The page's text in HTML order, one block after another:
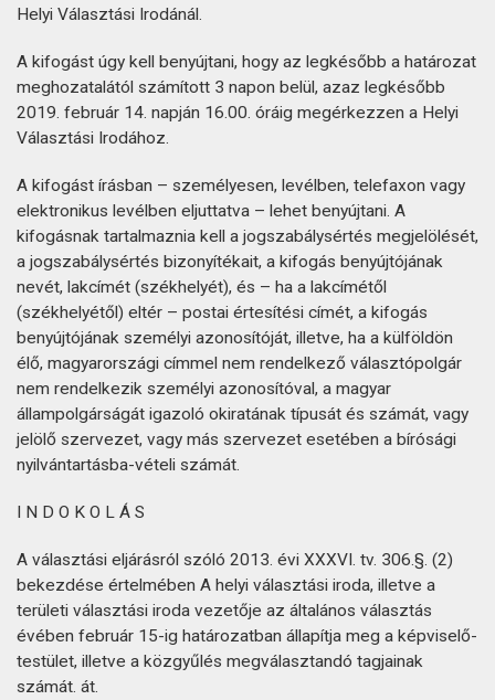
Helyi Választási Irodánál.
A kifogást úgy kell benyújtani, hogy az legkésőbb a határozat
meghozatalától számított 3 napon belül, azaz legkésőbb
2019. február 14. napján 16.00. óráig megérkezzen a Helyi
Választási Irodához.
A kifogást írásban – személyesen, levélben, telefaxon vagy
elektronikus levélben eljuttatva – lehet benyújtani. A
kifogásnak tartalmaznia kell a jogszabálysértés megjelölését,
a jogszabálysértés bizonyítékait, a kifogás benyújtójának
nevét, lakcímét (székhelyét), és – ha a lakcímétől
(székhelyétől) eltér – postai értesítési címét, a kifogás
benyújtójának személyi azonosítóját, illetve, ha a külföldön
élő, magyarországi címmel nem rendelkező választópolgár
nem rendelkezik személyi azonosítóval, a magyar
állampolgárságát igazoló okiratának típusát és számát, vagy
jelölő szervezet, vagy más szervezet esetében a bírósági
nyilvántartásba-vételi számát.
I N D O K O L Á S
A választási eljárásról szóló 2013. évi XXXVI. tv. 306.§. (2)
bekezdése értelmében A helyi választási iroda, illetve a
területi választási iroda vezetője az általános választás
évében február 15-ig határozatban állapítja meg a képviselő-
testület, illetve a közgyűlés megválasztandó tagjainak
számát. át.